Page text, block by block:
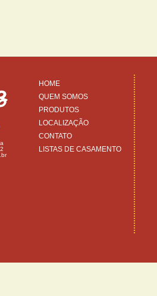
HOME
QUEM SOMOS
PRODUTOS
LOCALIZAÇÃO
CONTATO
LISTAS DE CASAMENTO